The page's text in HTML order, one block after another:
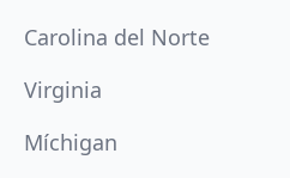
Carolina del Norte
Virginia
Míchigan